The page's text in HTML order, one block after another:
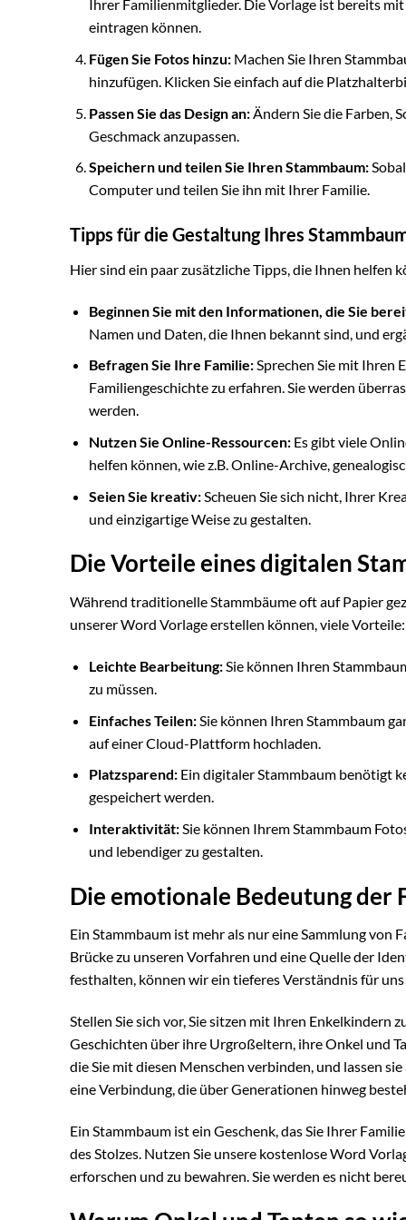
Ihrer Familienmitglieder. Die Vorlage ist bereits
eintragen können.
Fügen Sie Fotos hinzu:Machen Sie Ihren
hinzufügen. Klicken Sie einfach auf die
Passen Sie das Design an:Ändern Sie die Farben,
Geschmack anzupassen.
Speichern und teilen Sie Ihren Stammbaum:
Computer und teilen Sie ihn mit Ihrer Familie.
Tipps für die Gestaltung Ihres
Hier sind ein paar zusätzliche Tipps, die Ihnen helfen
Beginnen Sie mit den Informationen, die Sie
Namen und Daten, die Ihnen bekannt sind, und
Befragen Sie Ihre Familie:Sprechen Sie mit Ihren
Familiengeschichte zu erfahren. Sie werden
werden.
Nutzen Sie Online-Ressourcen:Es gibt viele
helfen können, wie z.B. Online-Archive,
Seien Sie kreativ:Scheuen Sie sich nicht, Ihrer
und einzigartige Weise zu gestalten.
Die Vorteile eines digitalen
Während traditionelle Stammbäume oft auf Papier
unserer Word Vorlage erstellen können, viele Vorteile:
Leichte Bearbeitung:Sie können Ihren
zu müssen.
Einfaches Teilen:Sie können Ihren Stammbaum
auf einer Cloud-Plattform hochladen.
Platzsparend:Ein digitaler Stammbaum benötigt
gespeichert werden.
Interaktivität:Sie können Ihrem Stammbaum
und lebendiger zu gestalten.
Die emotionale Bedeutung der
Ein Stammbaum ist mehr als nur eine Sammlung von
Brücke zu unseren Vorfahren und eine Quelle der
festhalten, können wir ein tieferes Verständnis für
Stellen Sie sich vor, Sie sitzen mit Ihren Enkelkindern
Geschichten über ihre Urgroßeltern, ihre Onkel und
die Sie mit diesen Menschen verbinden, und lassen
eine Verbindung, die über Generationen hinweg
Ein Stammbaum ist ein Geschenk, das Sie Ihrer
des Stolzes. Nutzen Sie unsere kostenlose Word
erforschen und zu bewahren. Sie werden es nicht